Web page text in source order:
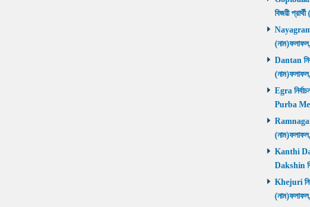
বিজয়ী
Nayagram
Dantan
Egra
Purba
Ramnagar
Kanthi
Dakshin
Khejuri